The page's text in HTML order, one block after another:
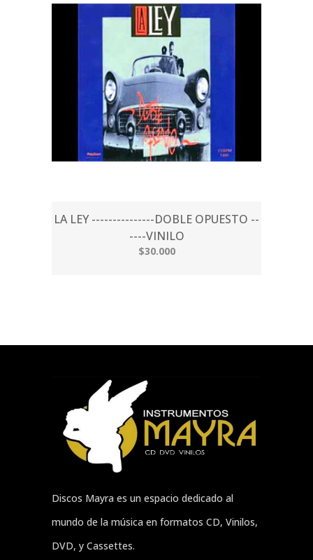
LA LEY ---------------DOBLE OPUESTO --
----VINILO
$30.000
Discos Mayra es un espacio dedicado al
mundo de la música en formatos CD, Vinilos,
DVD, y Cassettes.